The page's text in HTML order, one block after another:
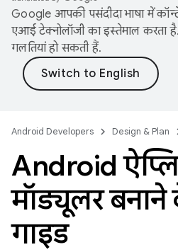
Google आपकी पसंदीदा भाषा में
एआई टेक्नोलॉजी का इस्तेमाल करता
गलतियां हो सकती हैं.
Android Developers Design & Plan
Android
मॉड्यूलर बनाने
गाइड